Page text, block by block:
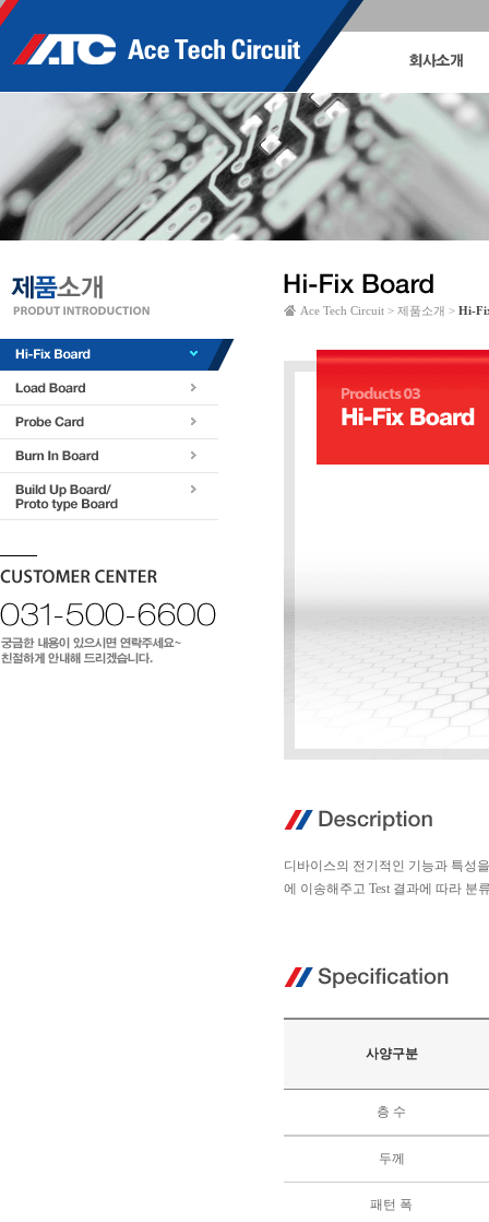
Ace Tech Circuit > 제품소개 > Hi-
디바이스의 전기적인 기능과 특성
에 이송해주고 Test 결과에 따라 분
사양구분
층 수
두께
패턴 폭